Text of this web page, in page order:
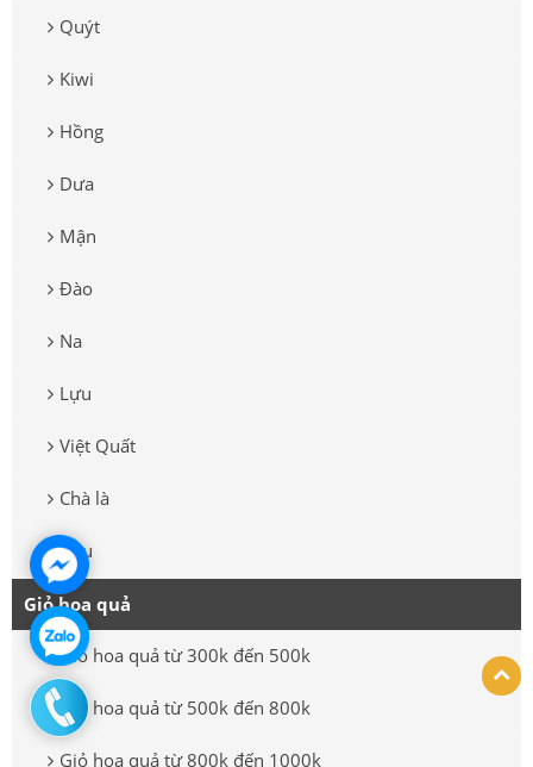
Quýt
Kiwi
Hồng
Dưa
Mận
Đào
Na
Lựu
Việt Quất
Chà là
Dâu
Giỏ hoa quả
Giỏ hoa quả từ 300k đến 500k
Giỏ hoa quả từ 500k đến 800k
Giỏ hoa quả từ 800k đến 1000k